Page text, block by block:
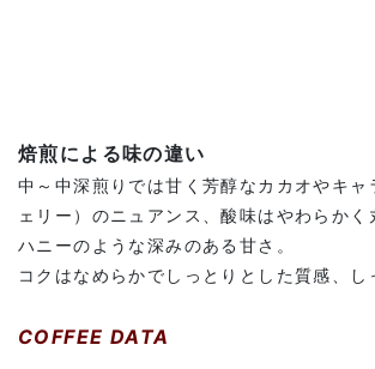
焙煎による味の違い
中～中深煎りでは甘く芳醇なカカオやキ
ェリー）のニュアンス、酸味はやわらか
ハニーのような深みのある甘さ。
コクはなめらかでしっとりとした質感、し
COFFEE DATA